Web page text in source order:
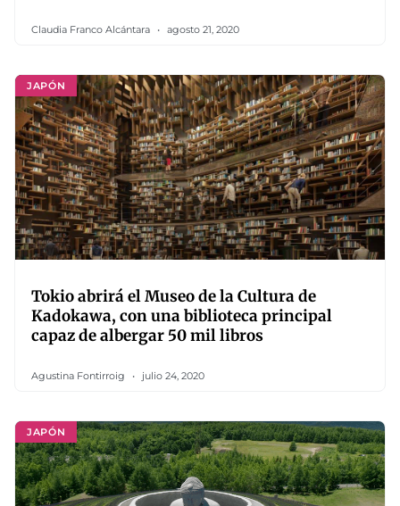
Claudia Franco Alcántara agosto 21, 2020
JAPÓN
Tokio abrirá el Museo de la Cultura de
Kadokawa, con una biblioteca principal
capaz de albergar 50 mil libros
Agustina Fontirroig julio 24, 2020
JAPÓN